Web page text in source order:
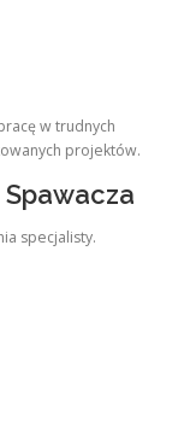
w trudnych
projektów.
specjalisty.